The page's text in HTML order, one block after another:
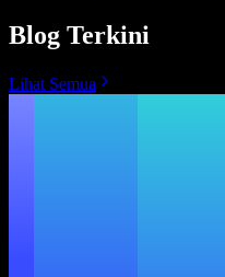
Blog Terkini
Lihat Semua